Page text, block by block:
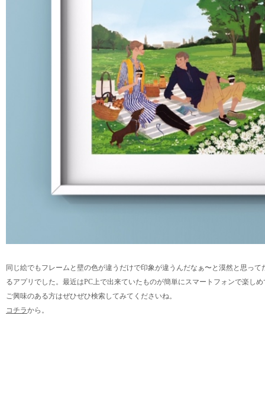
同じ絵でもフレームと壁の色が違うだけで印象が違うんだなぁ〜と漠然と思っ
るアプリでした。最近はPC上で出来ていたものが簡単にスマートフォンで楽し
ご興味のある方はぜひぜひ検索してみてくださいね。
コチラから。